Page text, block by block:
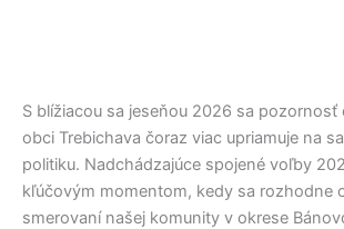
S blížiacou sa jeseňou 2026 sa
obci Trebichava čoraz viac upriamuje na
politiku. Nadchádzajúce spojené voľby
kľúčovým momentom, kedy sa rozhodne
smerovaní našej komunity v okrese